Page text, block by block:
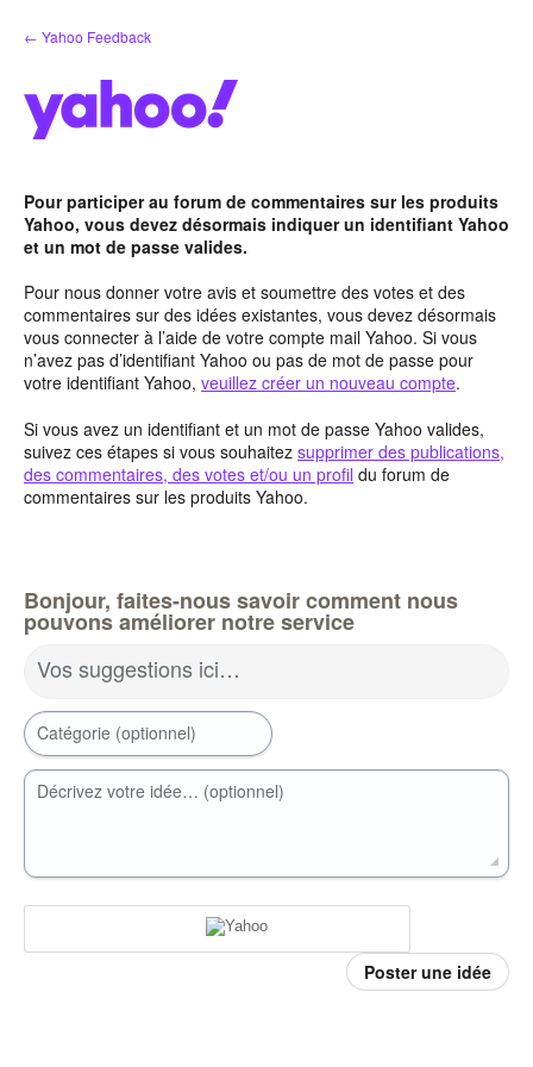
Aller
au
← Yahoo Feedback
Pour participer au forum de commentaires sur les produits
Yahoo, vous devez désormais indiquer un identifiant Yahoo
et un mot de passe valides.
Pour nous donner votre avis et soumettre des votes et des
commentaires sur des idées existantes, vous devez désormais
vous connecter à l’aide de votre compte mail Yahoo. Si vous
n’avez pas d’identifiant Yahoo ou pas de mot de passe pour
votre identifiant Yahoo, veuillez créer un nouveau compte.
Si vous avez un identifiant et un mot de passe Yahoo valides,
suivez ces étapes si vous souhaitez supprimer des publications,
des commentaires, des votes et/ou un profil du forum de
commentaires sur les produits Yahoo.
Bonjour, faites-nous savoir comment nous
pouvons améliorer notre service
Vos suggestions ici…
Catégorie (optionnel)
Décrivez votre idée… (optionnel)
Poster une idée